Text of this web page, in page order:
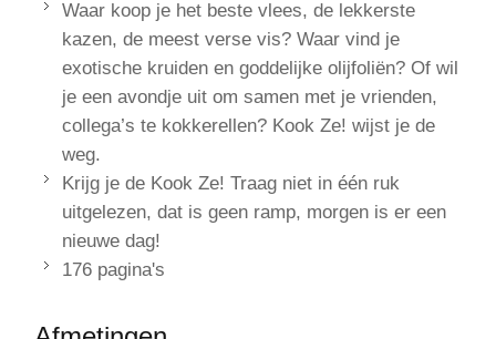
Waar koop je het beste vlees, de lekkerste
kazen, de meest verse vis? Waar vind je
exotische kruiden en goddelijke olijfoliën? Of wil
je een avondje uit om samen met je vrienden,
collega’s te kokkerellen? Kook Ze! wijst je de
weg.
Krijg je de Kook Ze! Traag niet in één ruk
uitgelezen, dat is geen ramp, morgen is er een
nieuwe dag!
176 pagina's